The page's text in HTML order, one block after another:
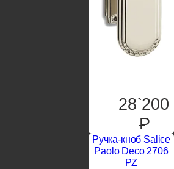
28`200
P
Ручка-кноб Salice
Paolo Deco 2706
PZ